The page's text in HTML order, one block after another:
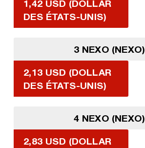
1,42 USD (DOLLAR
DES ÉTATS-UNIS)
3 NEXO (NEXO)
2,13 USD (DOLLAR
DES ÉTATS-UNIS)
4 NEXO (NEXO)
2,83 USD (DOLLAR